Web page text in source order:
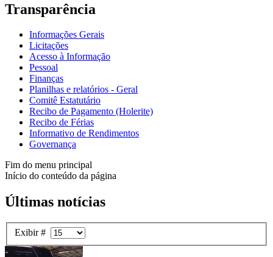
Transparência
Informações Gerais
Licitações
Acesso à Informação
Pessoal
Finanças
Planilhas e relatórios - Geral
Comitê Estatutário
Recibo de Pagamento (Holerite)
Recibo de Férias
Informativo de Rendimentos
Governança
Fim do menu principal
Início do conteúdo da página
Últimas notícias
Exibir #